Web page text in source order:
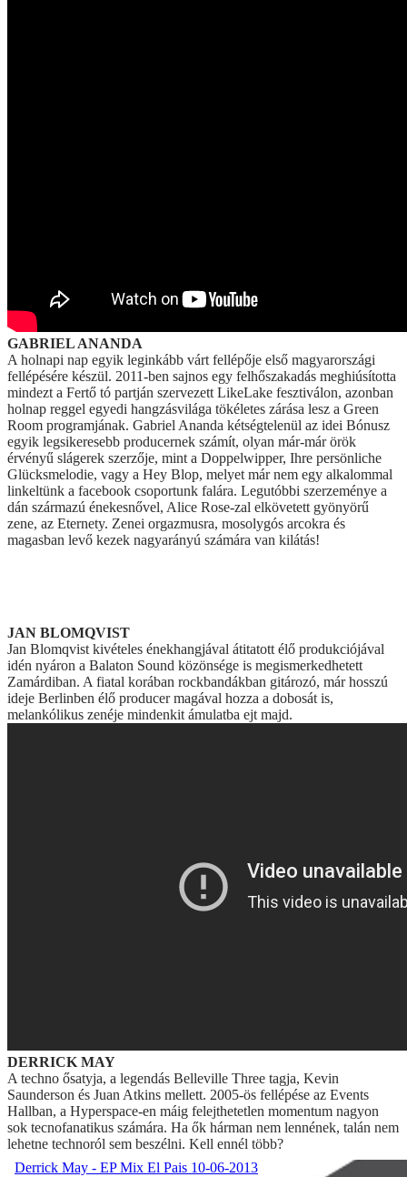
GABRIEL ANANDA
A holnapi nap egyik leginkább várt fellépője első magyarországi
fellépésére készül. 2011-ben sajnos egy felhőszakadás meghiúsította
mindezt a Fertő tó partján szervezett LikeLake fesztiválon, azonban
holnap reggel egyedi hangzásvilága tökéletes zárása lesz a Green
Room programjának. Gabriel Ananda kétségtelenül az idei Bónusz
egyik legsikeresebb producernek számít, olyan már-már örök
érvényű slágerek szerzője, mint a Doppelwipper, Ihre persönliche
Glücksmelodie, vagy a Hey Blop, melyet már nem egy alkalommal
linkeltünk a facebook csoportunk falára. Legutóbbi szerzeménye a
dán származú énekesnővel, Alice Rose-zal elkövetett gyönyörű
zene, az Eternety. Zenei orgazmusra, mosolygós arcokra és
magasban levő kezek nagyarányú számára van kilátás!
JAN BLOMQVIST
Jan Blomqvist kivételes énekhangjával átitatott élő produkciójával
idén nyáron a Balaton Sound közönsége is megismerkedhetett
Zamárdiban. A fiatal korában rockbandákban gitározó, már hosszú
ideje Berlinben élő producer magával hozza a dobosát is,
melankólikus zenéje mindenkit ámulatba ejt majd.
DERRICK MAY
A techno ősatyja, a legendás Belleville Three tagja, Kevin
Saunderson és Juan Atkins mellett. 2005-ös fellépése az Events
Hallban, a Hyperspace-en máig felejthetetlen momentum nagyon
sok tecnofanatikus számára. Ha ők hárman nem lennének, talán nem
lehetne technoról sem beszélni. Kell ennél több?